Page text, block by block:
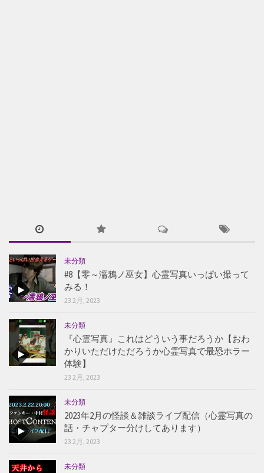
未分類
#8【零～濡鴉ノ巫女】心霊写真いっぱい撮って
みる！
23 2月, 2023
未分類
『心霊写真』これはどういう事だろうか【おわ
かりいただけただろうか心霊写真で最恐ホラー
体験】
23 2月, 2023
未分類
2023年2月の怪談＆雑談ライブ配信（心霊写真の
話・チャプター分けしてあります）
23 2月, 2023
未分類